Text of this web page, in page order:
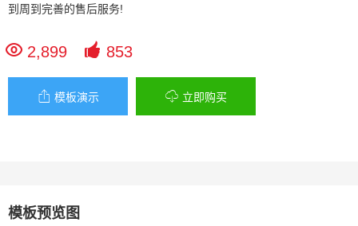
到周到完善的售后服务!
 2,899  853
 模板演示  立即购买
模板预览图